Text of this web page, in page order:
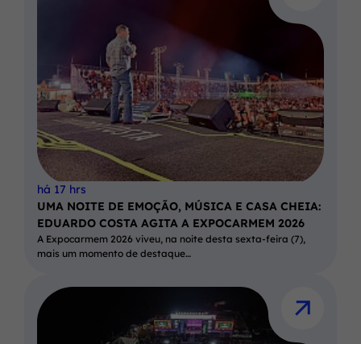
há 17 hrs
UMA NOITE DE EMOÇÃO, MÚSICA E CASA CHEIA:
EDUARDO COSTA AGITA A EXPOCARMEM 2026
A Expocarmem 2026 viveu, na noite desta sexta-feira (7),
mais um momento de destaque…